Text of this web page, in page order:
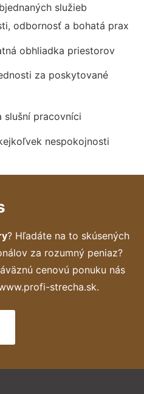
služieb
odbornosť a bohatá prax
obhliadka priestorov
za poskytované
slušní pracovníci
nespokojnosti
? Hľadáte na to skúsených
za rozumný peniaz?
cenovú ponuku nás
strecha.sk.